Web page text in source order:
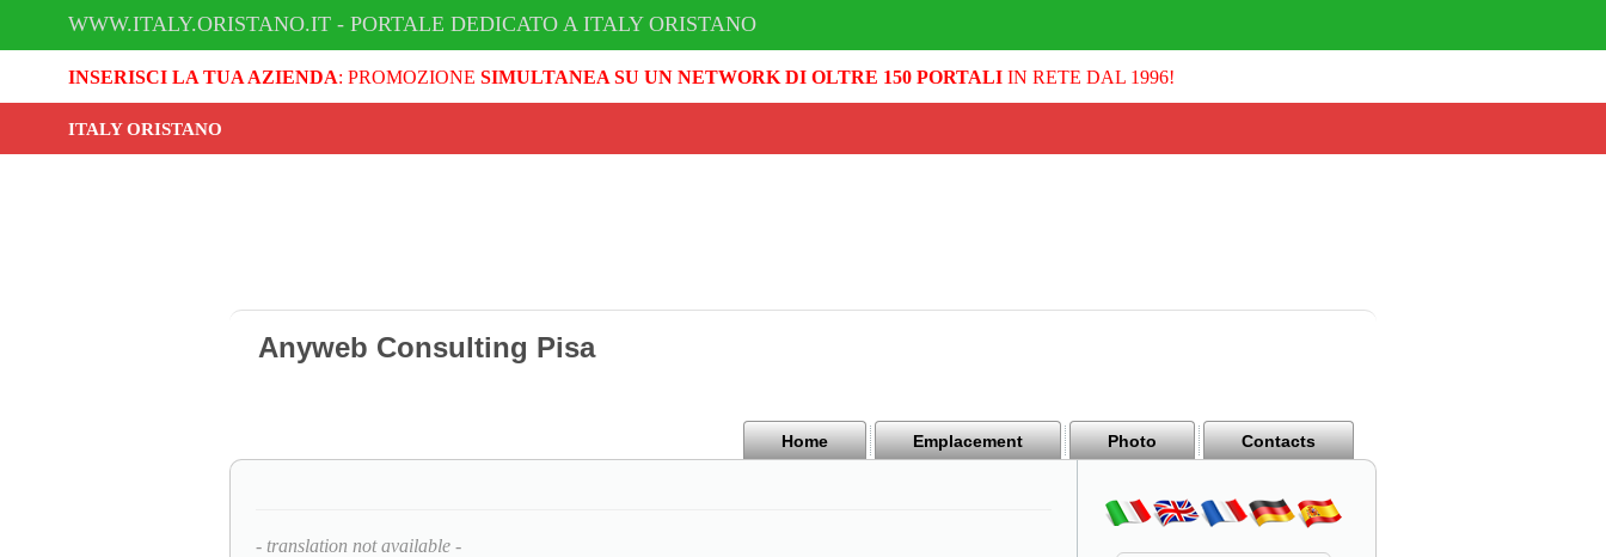
WWW.ITALY.ORISTANO.IT - PORTALE DEDICATO A ITALY ORISTANO
INSERISCI LA TUA AZIENDA: PROMOZIONE SIMULTANEA SU UN NETWORK DI OLTRE 150 PORTALIIN RETE DAL 1996!
ITALY ORISTANO
Anyweb Consulting Pisa
Home Emplacement Photo Contacts
- translation not available -